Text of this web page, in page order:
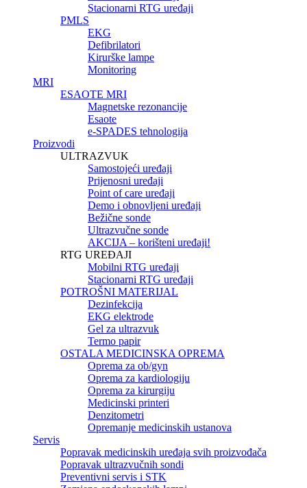
Stacionarni RTG uređaji
PMLS
EKG
Defibrilatori
Kirurške lampe
Monitoring
MRI
ESAOTE MRI
Magnetske rezonancije
Esaote
e-SPADES tehnologija
Proizvodi
ULTRAZVUK
Samostojeći uređaji
Prijenosni uređaji
Point of care uređaji
Demo i obnovljeni uređaji
Bežične sonde
Ultrazvučne sonde
AKCIJA – korišteni uređaji!
RTG UREĐAJI
Mobilni RTG uređaji
Stacionarni RTG uređaji
POTROŠNI MATERIJAL
Dezinfekcija
EKG elektrode
Gel za ultrazvuk
Termo papir
OSTALA MEDICINSKA OPREMA
Oprema za ob/gyn
Oprema za kardiologiju
Oprema za kirurgiju
Medicinski printeri
Denzitometri
Opremanje medicinskih ustanova
Servis
Popravak medicinskih uređaja svih proizvođača
Popravak ultrazvučnih sondi
Preventivni servis i STK